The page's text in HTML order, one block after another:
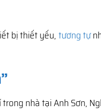
bị thiết yếu, tương tự
nhà tại Anh Sơn,